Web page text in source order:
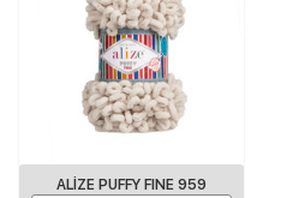
ALIZE PUFFY FINE 959